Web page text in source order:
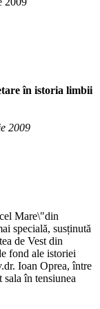
în istoria limbii
2009
Mare\"din
specială, susținută
de Vest din
fond ale istoriei
Ioan Oprea, între
sala în tensiunea